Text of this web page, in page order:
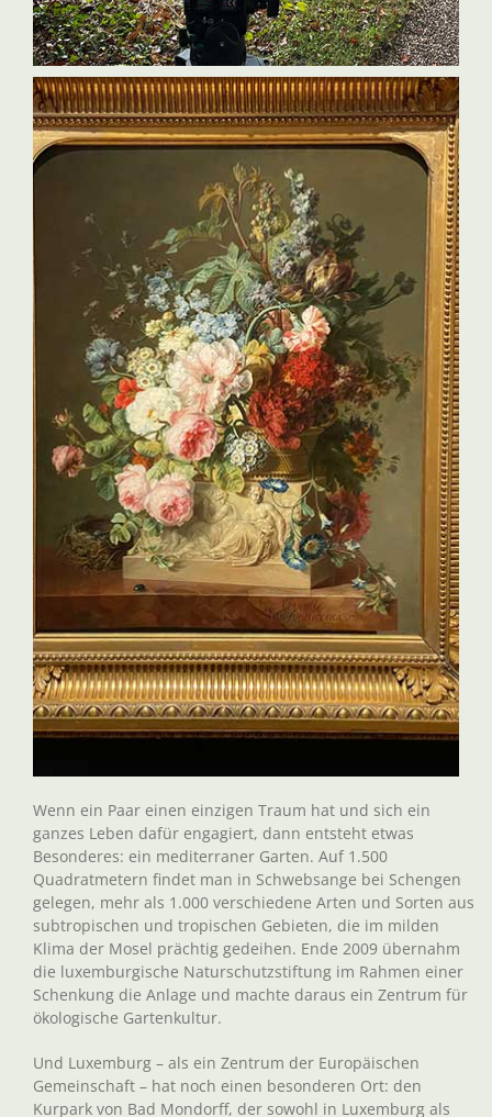
Wenn ein Paar einen einzigen Traum hat und sich ein
ganzes Leben dafür engagiert, dann entsteht etwas
Besonderes: ein mediterraner Garten. Auf 1.500
Quadratmetern findet man in Schwebsange bei Schengen
gelegen, mehr als 1.000 verschiedene Arten und Sorten aus
subtropischen und tropischen Gebieten, die im milden
Klima der Mosel prächtig gedeihen. Ende 2009 übernahm
die luxemburgische Naturschutzstiftung im Rahmen einer
Schenkung die Anlage und machte daraus ein Zentrum für
ökologische Gartenkultur.
Und Luxemburg – als ein Zentrum der Europäischen
Gemeinschaft – hat noch einen besonderen Ort: den
Kurpark von Bad Mondorff, der sowohl in Luxemburg als